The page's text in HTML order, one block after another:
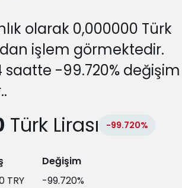
olarak 0,000000 Türk
işlem görmektedir.
saatte -99.720% değişim
Türk Lirası -99.720%
TRY
Değişim
-99.720%